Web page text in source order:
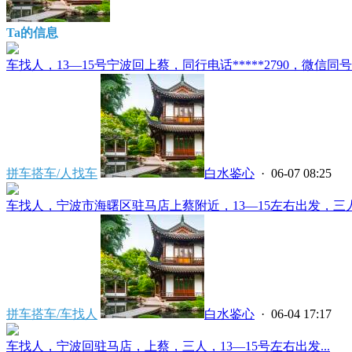
Ta的信息
车找人，13—15号宁波回上蔡，同行电话*****2790，微信同
拼车搭车/人找车 白水鉴心 · 06-07 08:25
车找人，宁波市海曙区驻马店上蔡附近，13—15左右出发，三
拼车搭车/车找人 白水鉴心 · 06-04 17:17
车找人，宁波回驻马店，上蔡，三人，13—15号左右出发...